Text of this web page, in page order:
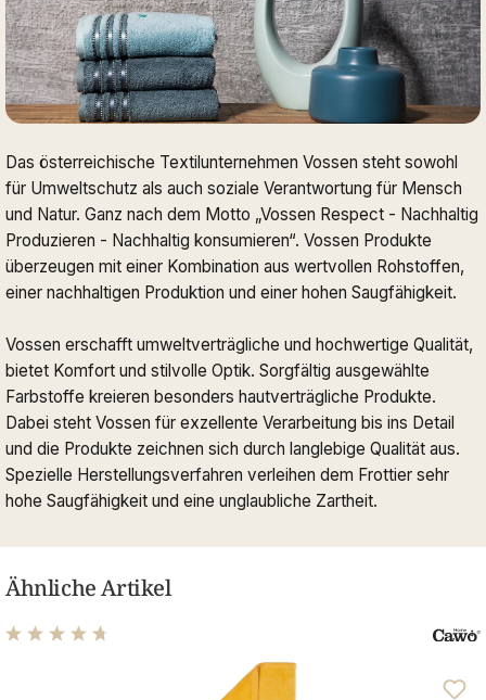
Das österreichische Textilunternehmen Vossen steht sowohl
für Umweltschutz als auch soziale Verantwortung für Mensch
und Natur. Ganz nach dem Motto „Vossen Respect - Nachhaltig
Produzieren - Nachhaltig konsumieren“. Vossen Produkte
überzeugen mit einer Kombination aus wertvollen Rohstoffen,
einer nachhaltigen Produktion und einer hohen Saugfähigkeit.
Vossen erschafft umweltverträgliche und hochwertige Qualität,
bietet Komfort und stilvolle Optik. Sorgfältig ausgewählte
Farbstoffe kreieren besonders hautverträgliche Produkte.
Dabei steht Vossen für exzellente Verarbeitung bis ins Detail
und die Produkte zeichnen sich durch langlebige Qualität aus.
Spezielle Herstellungsverfahren verleihen dem Frottier sehr
hohe Saugfähigkeit und eine unglaubliche Zartheit.
Ähnliche Artikel
Durchschnittliche Bewertung von 4.81 von 5 Sternen